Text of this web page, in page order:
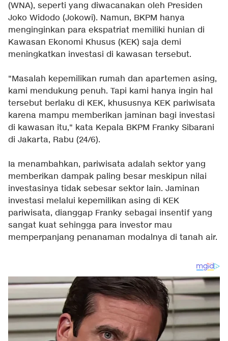
(WNA), seperti yang diwacanakan oleh Presiden
Joko Widodo (Jokowi). Namun, BKPM hanya
menginginkan para ekspatriat memiliki hunian di
Kawasan Ekonomi Khusus (KEK) saja demi
meningkatkan investasi di kawasan tersebut.
"Masalah kepemilikan rumah dan apartemen asing,
kami mendukung penuh. Tapi kami hanya ingin hal
tersebut berlaku di KEK, khususnya KEK pariwisata
karena mampu memberikan jaminan bagi investasi
di kawasan itu," kata Kepala BKPM Franky Sibarani
di Jakarta, Rabu (24/6).
Ia menambahkan, pariwisata adalah sektor yang
memberikan dampak paling besar meskipun nilai
investasinya tidak sebesar sektor lain. Jaminan
investasi melalui kepemilikan asing di KEK
pariwisata, dianggap Franky sebagai insentif yang
sangat kuat sehingga para investor mau
memperpanjang penanaman modalnya di tanah air.